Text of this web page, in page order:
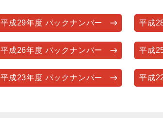
平成29年度 バックナンバー 平成
平成26年度 バックナンバー 平成
平成23年度 バックナンバー 平成